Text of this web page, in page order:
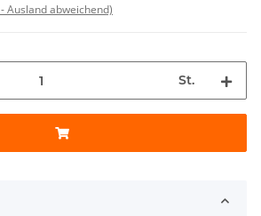
Ausland abweichend)
St.